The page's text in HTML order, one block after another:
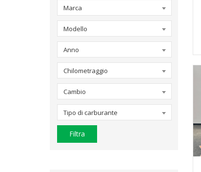
Marca
Modello
Anno
Chilometraggio
Cambio
Tipo di carburante
Filtra